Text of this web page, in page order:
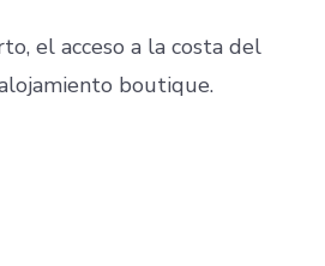
el acceso a la costa del
boutique.